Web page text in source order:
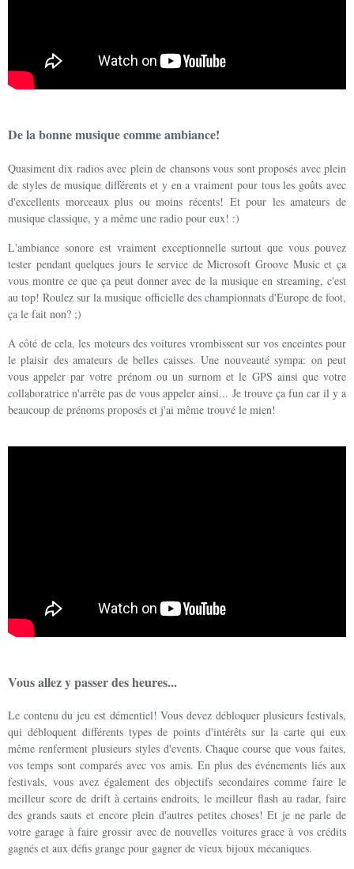
De la bonne musique comme ambiance!
Quasiment dix radios avec plein de chansons vous sont proposés avec plein
de styles de musique différents et y en a vraiment pour tous les goûts avec
d'excellents morceaux plus ou moins récents! Et pour les amateurs de
musique classique, y a même une radio pour eux! :)
L'ambiance sonore est vraiment exceptionnelle surtout que vous pouvez
tester pendant quelques jours le service de Microsoft Groove Music et ça
vous montre ce que ça peut donner avec de la musique en streaming, c'est
au top! Roulez sur la musique officielle des championnats d'Europe de foot,
ça le fait non? ;)
A côté de cela, les moteurs des voitures vrombissent sur vos enceintes pour
le plaisir des amateurs de belles caisses. Une nouveauté sympa: on peut
vous appeler par votre prénom ou un surnom et le GPS ainsi que votre
collaboratrice n'arrête pas de vous appeler ainsi... Je trouve ça fun car il y a
beaucoup de prénoms proposés et j'ai même trouvé le mien!
Vous allez y passer des heures...
Le contenu du jeu est démentiel! Vous devez débloquer plusieurs festivals,
qui débloquent différents types de points d'intérêts sur la carte qui eux
même renferment plusieurs styles d'events. Chaque course que vous faites,
vos temps sont comparés avec vos amis. En plus des événements liés aux
festivals, vous avez également des objectifs secondaires comme faire le
meilleur score de drift à certains endroits, le meilleur flash au radar, faire
des grands sauts et encore plein d'autres petites choses! Et je ne parle de
votre garage à faire grossir avec de nouvelles voitures grace à vos crédits
gagnés et aux défis grange pour gagner de vieux bijoux mécaniques.